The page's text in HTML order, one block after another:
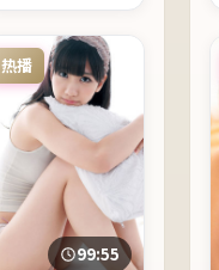
有涨有落。
热播
99:55